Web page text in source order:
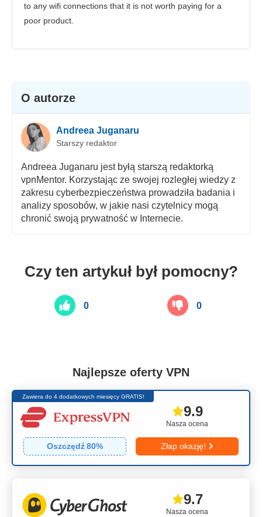
to any wifi connections that it is not worth paying for a
poor product.
O autorze
Andreea Juganaru
Starszy redaktor
Andreea Juganaru jest byłą starszą redaktorką
vpnMentor. Korzystając ze swojej rozległej wiedzy z
zakresu cyberbezpieczeństwa prowadziła badania i
analizy sposobów, w jakie nasi czytelnicy mogą
chronić swoją prywatność w Internecie.
Czy ten artykuł był pomocny?
0 0
Najlepsze oferty VPN
Zawiera do 4 dodatkowych miesięcy GRATIS!
Nasza ocena
9.9
Oszczędź80% Złap okazję!
Nasza ocena
9.7